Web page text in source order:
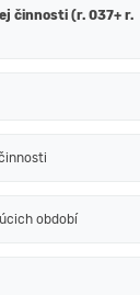
činnosti (r. 037+ r.
období